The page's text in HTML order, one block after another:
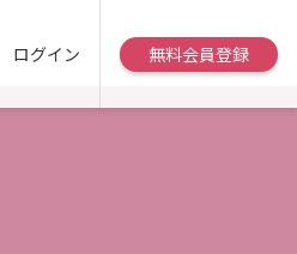
ログイン 無料会員登録